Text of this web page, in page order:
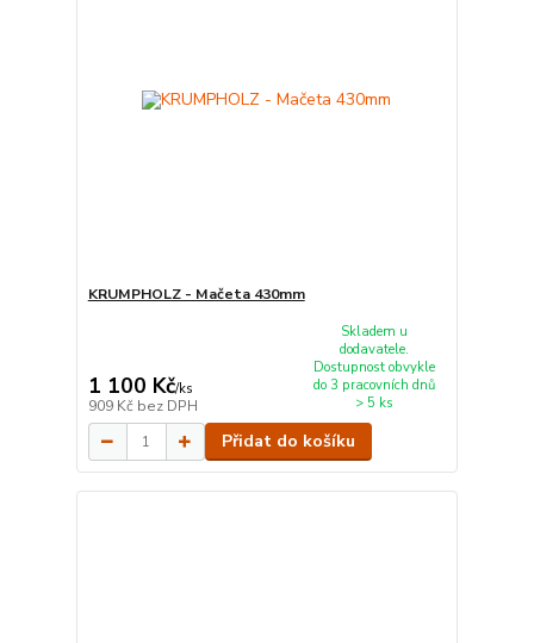
KRUMPHOLZ - Mačeta 430mm
1 100 Kč/ks
909 Kč bez DPH
Skladem u
dodavatele.
Dostupnost obvykle
do 3 pracovních dnů
> 5 ks
Přidat do košíku